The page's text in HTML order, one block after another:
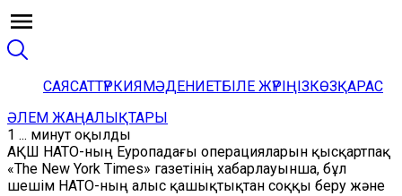
САЯСАТТҮРКИЯМӘДЕНИЕТБІЛЕ ЖҮРІҢІЗКӨЗҚАРАС
ӘЛЕМ ЖАҢАЛЫҚТАРЫ
1 ... минут оқылды
АҚШ НАТО-ның Еуропадағы операцияларын қысқартпақ
«The New York Times» газетінің хабарлауынша, бұл
шешім НАТО-ның алыс қашықтықтан соққы беру және